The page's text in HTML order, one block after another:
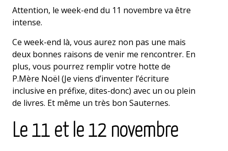
Attention, le week-end du 11 novembre va être
intense.
Ce week-end là, vous aurez non pas une mais
deux bonnes raisons de venir me rencontrer. En
plus, vous pourrez remplir votre hotte de
P.Mère Noël (Je viens d’inventer l’écriture
inclusive en préfixe, dites-donc) avec un ou plein
de livres. Et même un très bon Sauternes.
Le 11 et le 12 novembre